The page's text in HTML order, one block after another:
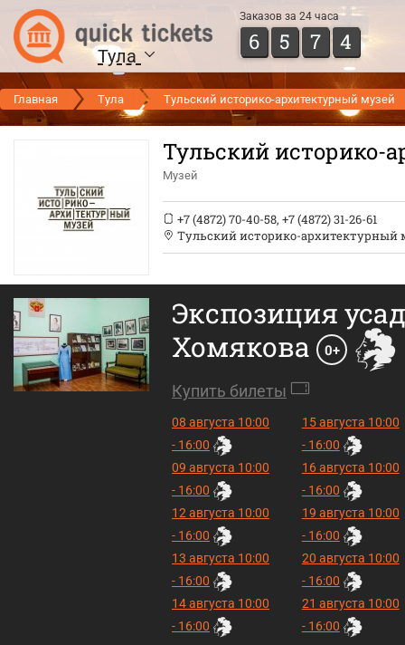
Тула
Заказов за 24 часа
6 5 7 4
Главная Тула Тульский историко-архитектурный музей
Тульский историко-
Музей
+7 (4872) 70-40-58, +7 (4872) 31-26-61
Тульский историко-архитектурный
Экспозиция
Хомякова
0+
Купить билеты
08 августа 10:00
- 16:00
09 августа 10:00
- 16:00
12 августа 10:00
- 16:00
13 августа 10:00
- 16:00
14 августа 10:00
- 16:00
15 августа 10:00
- 16:00
16 августа 10:00
- 16:00
19 августа 10:00
- 16:00
20 августа 10:00
- 16:00
21 августа 10:00
- 16:00